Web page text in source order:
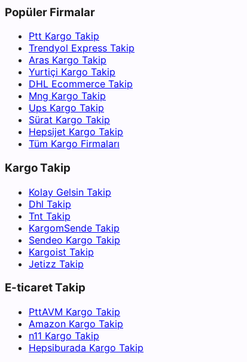
Popüler Firmalar
Ptt Kargo Takip
Trendyol Express Takip
Aras Kargo Takip
Yurtiçi Kargo Takip
DHL Ecommerce Takip
Mng Kargo Takip
Ups Kargo Takip
Sürat Kargo Takip
Hepsijet Kargo Takip
Tüm Kargo Firmaları
Kargo Takip
Kolay Gelsin Takip
Dhl Takip
Tnt Takip
KargomSende Takip
Sendeo Kargo Takip
Kargoist Takip
Jetizz Takip
E-ticaret Takip
PttAVM Kargo Takip
Amazon Kargo Takip
n11 Kargo Takip
Hepsiburada Kargo Takip